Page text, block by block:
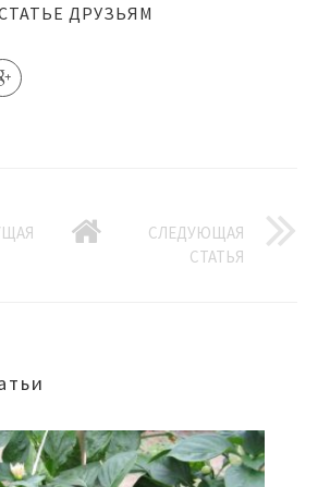
ДРУЗЬЯМ
СЛЕДУЮЩАЯ
СТАТЬЯ